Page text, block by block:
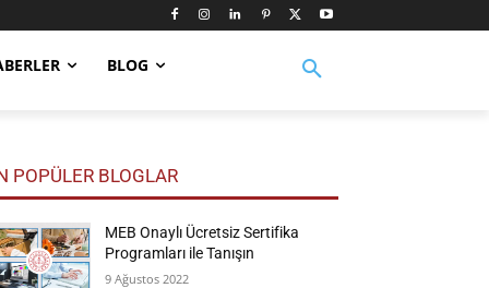
BLOG
POPÜLER BLOGLAR
MEB Onaylı Ücretsiz Sertifika
Programları ile Tanışın
9 Ağustos 2022